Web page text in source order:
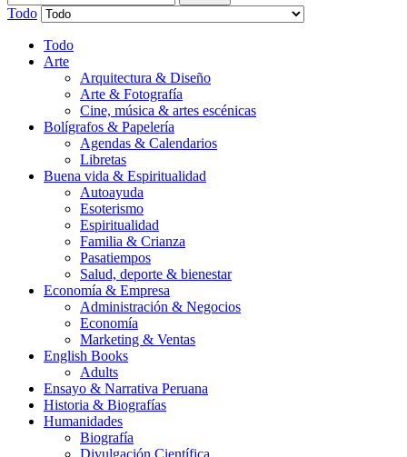
Todo
Todo
Arte
Arquitectura & Diseño
Arte & Fotografía
Cine, música & artes escénicas
Bolígrafos & Papelería
Agendas & Calendarios
Libretas
Buena vida & Espiritualidad
Autoayuda
Esoterismo
Espiritualidad
Familia & Crianza
Pasatiempos
Salud, deporte & bienestar
Economía & Empresa
Administración & Negocios
Economía
Marketing & Ventas
English Books
Adults
Ensayo & Narrativa Peruana
Historia & Biografías
Humanidades
Biografía
Divulgación Científica